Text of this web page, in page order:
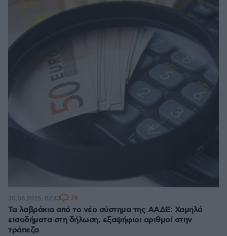
Τα λαβράκια από το νέο σύστημα της ΑΑΔΕ: Χαμηλά
εισοδήματα στη δήλωση, εξαψήφιοι αριθμοί στην
τράπεζα
30.06.2025, 07:43 34